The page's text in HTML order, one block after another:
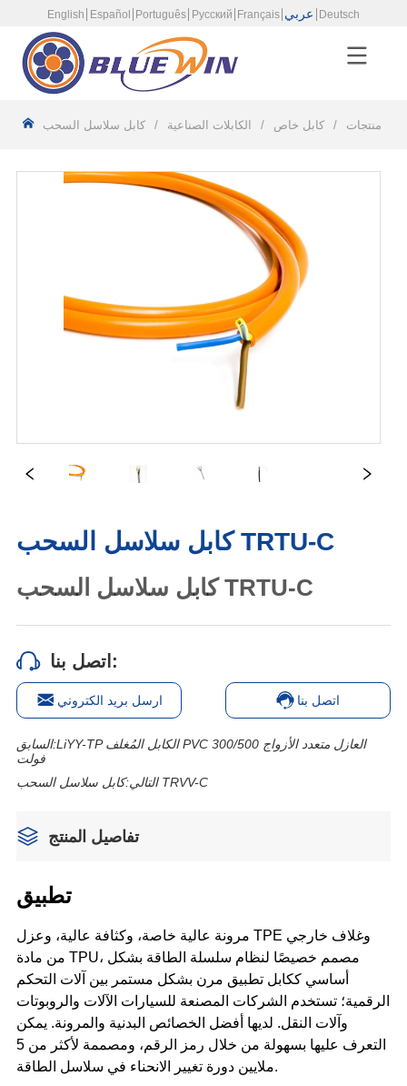
English Español Português Русский Français عربي Deutsch
منتجات / كابل خاص / الكابلات الصناعية /
كابل سلاسل السحب TRTU-C
اتصل بنا:
ارسل بريد الكتروني اتصل بنا
السابق:LiYY-TP الكابل المُغلف PVC العازل متعدد الأزواج 300/500
فولت
التالي:كابل سلاسل السحب TRVV-C
تفاصيل المنتج